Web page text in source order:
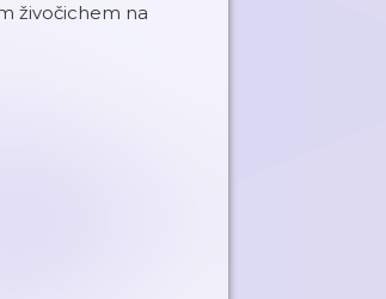
živočichem na